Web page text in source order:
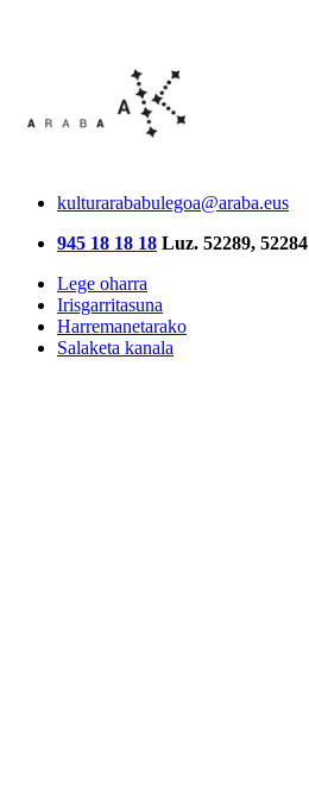
kulturarababulegoa@araba.eus
945 18 18 18 Luz. 52289, 52284
Lege oharra
Irisgarritasuna
Harremanetarako
Salaketa kanala